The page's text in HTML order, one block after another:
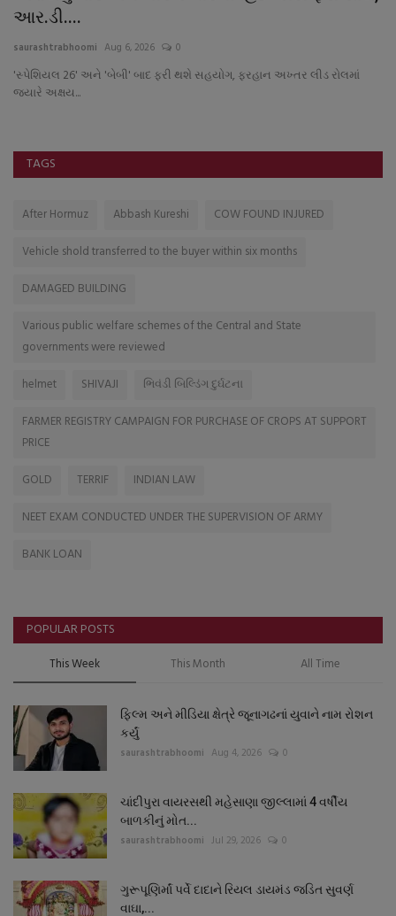
આર.ડી....
saurashtrabhoomi Aug 6, 2026 0
'સ્પેશિયલ 26' અને 'બેબી' બાદ ફરી થશે સહયોગ, ફરહાન અખ્તર લીડ રોલમાં
જ્યારે અક્ષય...
TAGS
After Hormuz Abbash Kureshi
COW FOUND INJURED
Vehicle shold transferred to the buyer within six months
DAMAGED BUILDING
Various public welfare schemes of the Central and State
governments were reviewed
helmet
SHIVAJI
ભિવંડી બિલ્ડિંગ દુર્ઘટના
FARMER REGISTRY CAMPAIGN FOR PURCHASE OF CROPS AT SUPPORT
PRICE
GOLD
TERRIF
INDIAN LAW
NEET EXAM CONDUCTED UNDER THE SUPERVISION OF ARMY
BANK LOAN
POPULAR POSTS
This Week This Month All Time
ફિલ્મ અને મીડિયા ક્ષેત્રે જૂનાગઢનાં યુવાને નામ રોશન
કર્યું
saurashtrabhoomi Aug 4, 2026 0
ચાંદીપુરા વાયરસથી મહેસાણા જીલ્લામાં 4 વર્ષીય
બાળકીનું મોત...
saurashtrabhoomi Jul 29, 2026 0
ગુરૂપૂણિર્માં પર્વે દાદાને રિયલ ડાયમંડ જડિત સુવર્ણ
વાઘા,...